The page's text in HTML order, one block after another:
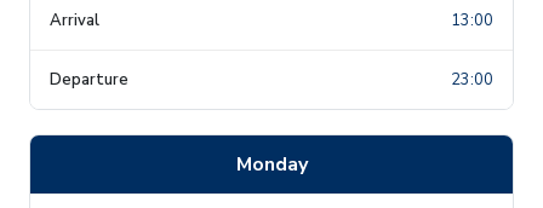
13:00
23:00
Monday